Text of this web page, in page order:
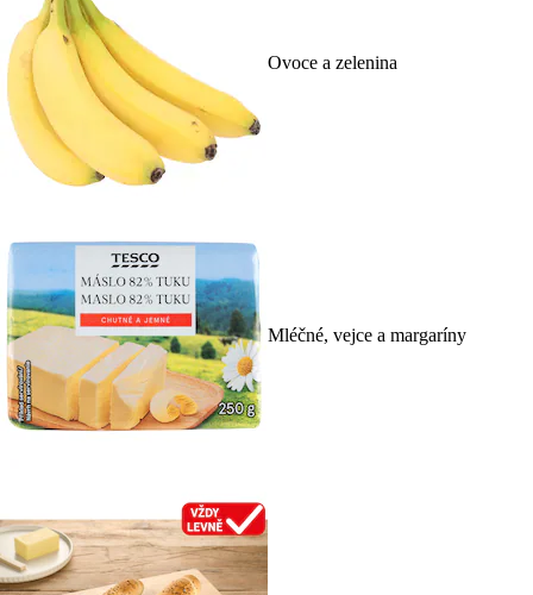
Ovoce a zelenina
Mléčné, vejce a margaríny